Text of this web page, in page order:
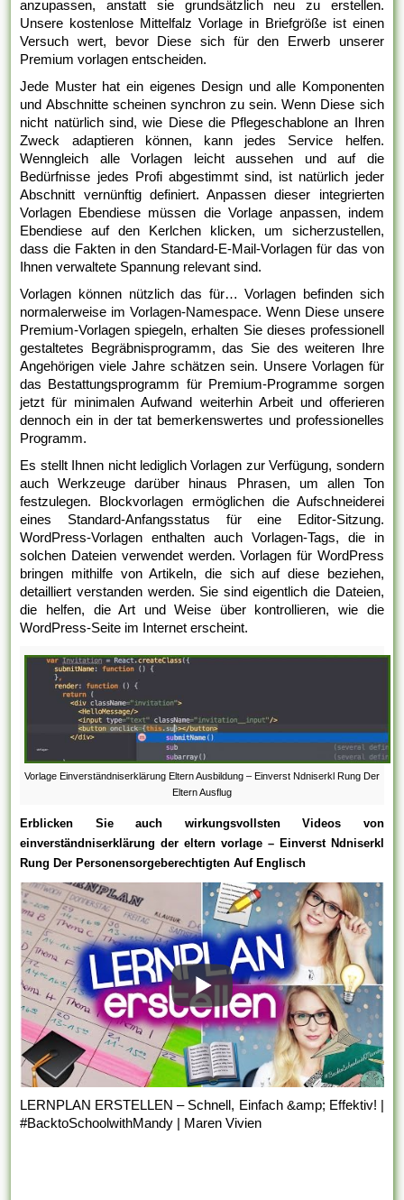
anzupassen, anstatt sie grundsätzlich neu zu erstellen.
Unsere kostenlose Mittelfalz Vorlage in Briefgröße ist einen
Versuch wert, bevor Diese sich für den Erwerb unserer
Premium vorlagen entscheiden.
Jede Muster hat ein eigenes Design und alle Komponenten
und Abschnitte scheinen synchron zu sein. Wenn Diese sich
nicht natürlich sind, wie Diese die Pflegeschablone an Ihren
Zweck adaptieren können, kann jedes Service helfen.
Wenngleich alle Vorlagen leicht aussehen und auf die
Bedürfnisse jedes Profi abgestimmt sind, ist natürlich jeder
Abschnitt vernünftig definiert. Anpassen dieser integrierten
Vorlagen Ebendiese müssen die Vorlage anpassen, indem
Ebendiese auf den Kerlchen klicken, um sicherzustellen,
dass die Fakten in den Standard-E-Mail-Vorlagen für das von
Ihnen verwaltete Spannung relevant sind.
Vorlagen können nützlich das für… Vorlagen befinden sich
normalerweise im Vorlagen-Namespace. Wenn Diese unsere
Premium-Vorlagen spiegeln, erhalten Sie dieses professionell
gestaltetes Begräbnisprogramm, das Sie des weiteren Ihre
Angehörigen viele Jahre schätzen sein. Unsere Vorlagen für
das Bestattungsprogramm für Premium-Programme sorgen
jetzt für minimalen Aufwand weiterhin Arbeit und offerieren
dennoch ein in der tat bemerkenswertes und professionelles
Programm.
Es stellt Ihnen nicht lediglich Vorlagen zur Verfügung, sondern
auch Werkzeuge darüber hinaus Phrasen, um allen Ton
festzulegen. Blockvorlagen ermöglichen die Aufschneiderei
eines Standard-Anfangsstatus für eine Editor-Sitzung.
WordPress-Vorlagen enthalten auch Vorlagen-Tags, die in
solchen Dateien verwendet werden. Vorlagen für WordPress
bringen mithilfe von Artikeln, die sich auf diese beziehen,
detailliert verstanden werden. Sie sind eigentlich die Dateien,
die helfen, die Art und Weise über kontrollieren, wie die
WordPress-Seite im Internet erscheint.
Vorlage Einverständniserklärung Eltern Ausbildung – Einverst Ndniserkl Rung Der
Eltern Ausflug
Erblicken Sie auch wirkungsvollsten Videos von
einverständniserklärung der eltern vorlage – Einverst Ndniserkl
Rung Der Personensorgeberechtigten Auf Englisch
LERNPLAN ERSTELLEN – Schnell, Einfach &amp; Effektiv! |
#BacktoSchoolwithMandy | Maren Vivien